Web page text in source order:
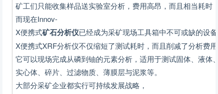
矿工们只能收集样品送实验室分析，费用高昂，而且相当耗时
而现在Innov-
X便携式矿石分析仪已经成为采矿现场工具箱中不可或缺的设
X便携式XRF分析仪不仅缩短了测试耗时，而且削减了分析费
它可以现场完成从磷到铀的元素分析，适用于测试固体、液体
实心体、碎片、过滤物质、薄膜层与泥浆等。
大部分采矿企业都实行可持续发展战略，